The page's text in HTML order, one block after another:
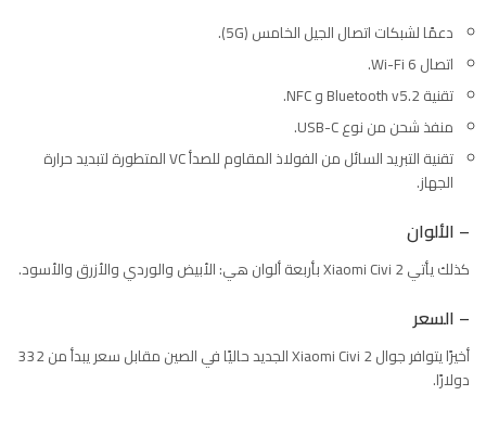
دعمًا لشبكات اتصال الجيل الخامس (5G).
اتصال Wi-Fi 6.
تقنية Bluetooth v5.2 و NFC.
منفذ شحن من نوع USB-C.
تقنية التبريد السائل من الفولاذ المقاوم للصدأ VC المتطورة لتبديد حرارة
الجهاز.
– الألوان
كذلك يأتي Xiaomi Civi 2 بأربعة ألوان هي: الأبيض والوردي والأزرق والأسود.
– السعر
أخيرًا يتوافر جوال Xiaomi Civi 2 الجديد حاليًا في الصين مقابل سعر يبدأ من 332
دولارًا.